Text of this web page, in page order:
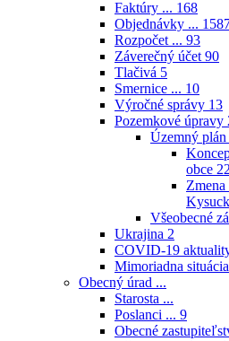
Faktúry ... 168
Objednávky ...
Rozpočet ... 93
Záverečný účet 90
Tlačivá 5
Smernice ... 10
Výročné správy 13
Pozemkové úpravy
Územný plán
obce 22
Všeobecné
Ukrajina 2
COVID-19
Mimoriadna situácia
Obecný úrad ...
Starosta ...
Poslanci ... 9
Obecné